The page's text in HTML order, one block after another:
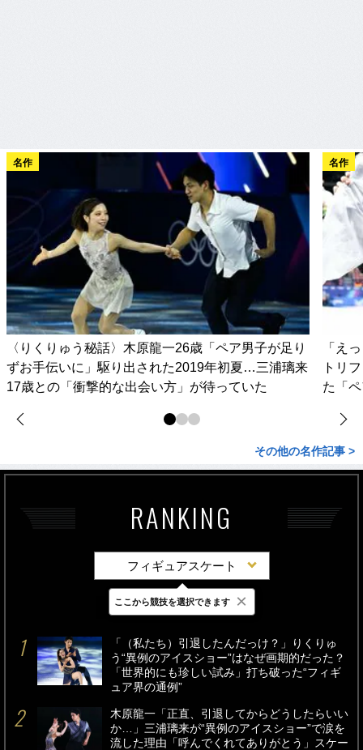
名作
〈りくりゅう秘話〉木原龍一26歳「ペア男子が足り
ずお手伝いに」駆り出された2019年初夏…三浦璃来
17歳との「衝撃的な出会い方」が待っていた
名作
「え
トリ
た「
その他の名作記事 >
RANKING
フィギュアスケート
最新 24時間 週間
「（私たち）引退したんだっけ？」りくりゅ
う“異例のアイスショー”はなぜ画期的だった？
「世界的にも珍しい試み」打ち破った“フィギ
ュア界の通例”
木原龍一「正直、引退してからどうしたらいい
か…」三浦璃来が“異例のアイスショー”で涙を
流した理由「呼んでくれてありがとう」スケー
ここから競技を選択できます ×